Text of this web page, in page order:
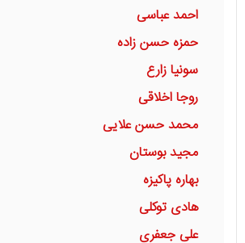
احمد عباسی
حمزه حسن زاده
سونیا زارع
روجا اخلاقی
محمد حسن علایی
مجید بوستان
بهاره پاکیزه
هادی توکلی
علی جعفری